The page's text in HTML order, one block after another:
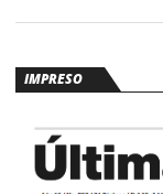
IMPRESO